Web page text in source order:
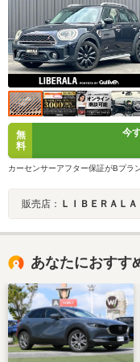
無
料
今
カーセンサーアフター保証がBプラ
販売店： ＬＩＢＥＲＡＬ
あなたにおすす